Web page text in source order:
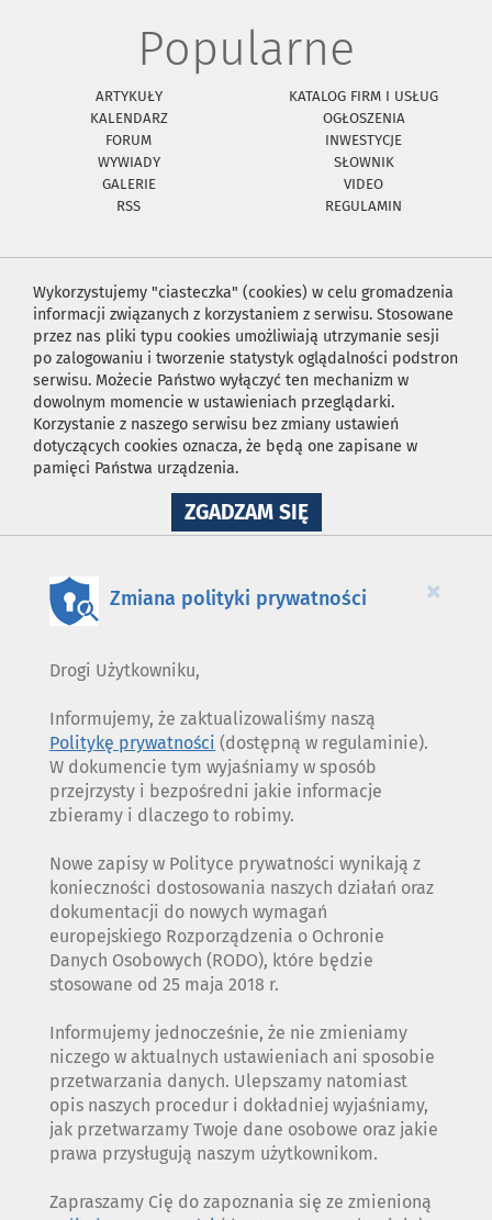
Popularne
ARTYKUŁY
KATALOG FIRM I USŁUG
KALENDARZ
OGŁOSZENIA
FORUM
INWESTYCJE
WYWIADY
SŁOWNIK
GALERIE
VIDEO
RSS
REGULAMIN
Wykorzystujemy "ciasteczka" (cookies) w celu gromadzenia
informacji związanych z korzystaniem z serwisu. Stosowane
przez nas pliki typu cookies umożliwiają utrzymanie sesji
po zalogowaniu i tworzenie statystyk oglądalności podstron
serwisu. Możecie Państwo wyłączyć ten mechanizm w
dowolnym momencie w ustawieniach przeglądarki.
Korzystanie z naszego serwisu bez zmiany ustawień
dotyczących cookies oznacza, że będą one zapisane w
pamięci Państwa urządzenia.
ZGADZAM SIĘNA
WYKORZYSTANIE
×
Zmiana polityki prywatności
Drogi Użytkowniku,
Informujemy, że zaktualizowaliśmy naszą
Politykę prywatności (dostępną w regulaminie).
W dokumencie tym wyjaśniamy w sposób
przejrzysty i bezpośredni jakie informacje
zbieramy i dlaczego to robimy.
Nowe zapisy w Polityce prywatności wynikają z
konieczności dostosowania naszych działań oraz
dokumentacji do nowych wymagań
europejskiego Rozporządzenia o Ochronie
Danych Osobowych (RODO), które będzie
stosowane od 25 maja 2018 r.
Informujemy jednocześnie, że nie zmieniamy
niczego w aktualnych ustawieniach ani sposobie
przetwarzania danych. Ulepszamy natomiast
opis naszych procedur i dokładniej wyjaśniamy,
jak przetwarzamy Twoje dane osobowe oraz jakie
prawa przysługują naszym użytkownikom.
Zapraszamy Cię do zapoznania się ze zmienioną